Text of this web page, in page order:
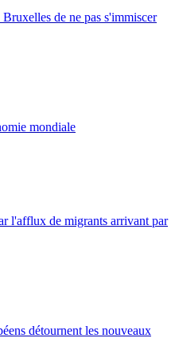
de ne pas s'immiscer
mondiale
l'afflux de migrants arrivant par
détournent les nouveaux